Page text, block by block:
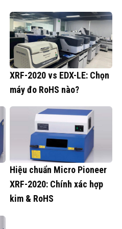
XRF-2020 vs EDX-LE: Chọn
máy đo RoHS nào?
Hiệu chuẩn Micro Pioneer
XRF-2020: Chính xác hợp
kim & RoHS